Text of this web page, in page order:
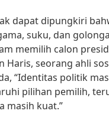
dapat dipungkiri
suku, dan
memilih calon
Haris, seorang ahli
“Identitas politik
pilihan pemilih,
masih kuat.”